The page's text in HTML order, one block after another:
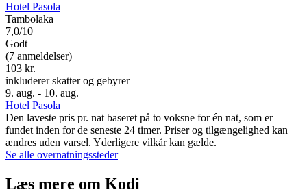
Hotel Pasola
Tambolaka
7,0/10
Godt
(7 anmeldelser)
103 kr.
inkluderer skatter og gebyrer
9. aug. - 10. aug.
Hotel Pasola
Den laveste pris pr. nat baseret på to voksne for én nat, som er
fundet inden for de seneste 24 timer. Priser og tilgængelighed kan
ændres uden varsel. Yderligere vilkår kan gælde.
Se alle overnatningssteder
Læs mere om Kodi